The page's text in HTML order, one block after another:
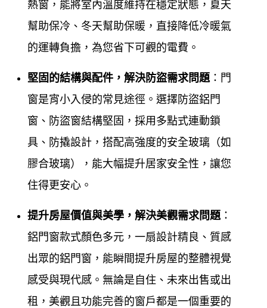
鋁門窗工程宅急便專業於各式門窗，鋁門窗服務，多
年來除了長期配合設計師，擁有豐富的新裝、設計、
規劃鋁門窗實務經驗外，更將門窗服務，深入一般社
區家庭，對於門窗製定的品質要求嚴格，對於施工前
的溝通及施工受的售後服務，工廠自營，所以能將最
合理平實的價格提供給所有客戶，我們希望為客戶創
造最舒適的居家辦公空間，您的門窗問題交給鋁門窗
工程宅急便讓您最放心。為了能夠提供更好的門窗品
質，更專業快速的施工，
品質的嚴謹要求，最好的鋁門窗施工品質及優好售後
服務，有良好的口碑，才是長久經營之道，客戶滿意
的肯定，才能長長久久穩定經營。如有任何門窗居家
問題歡迎來電 ~免費到現場估價。
熱窗，能將室內溫度維持在穩定狀態，夏天
幫助保冷、冬天幫助保暖，直接降低冷暖氣
的運轉負擔，為您省下可觀的電費 。
堅固的結構與配件，解決防盜需求問題 ：門
窗是宵小入侵的常見途徑。選擇防盜鋁門
窗、防盜窗結構堅固，採用多點式連動鎖
具、防撬設計，搭配高強度的安全玻璃（如
膠合玻璃），能大幅提升居家安全性，讓您
住得更安心。
提升房屋價值與美學，解決美觀需求問題 ：
鋁門窗款式顏色多元，一扇設計精良、質感
出眾的鋁門窗，能瞬間提升房屋的整體視覺
感受與現代感。無論是自住、未來出售或出
租，美觀且功能完善的窗戶都是一個重要的